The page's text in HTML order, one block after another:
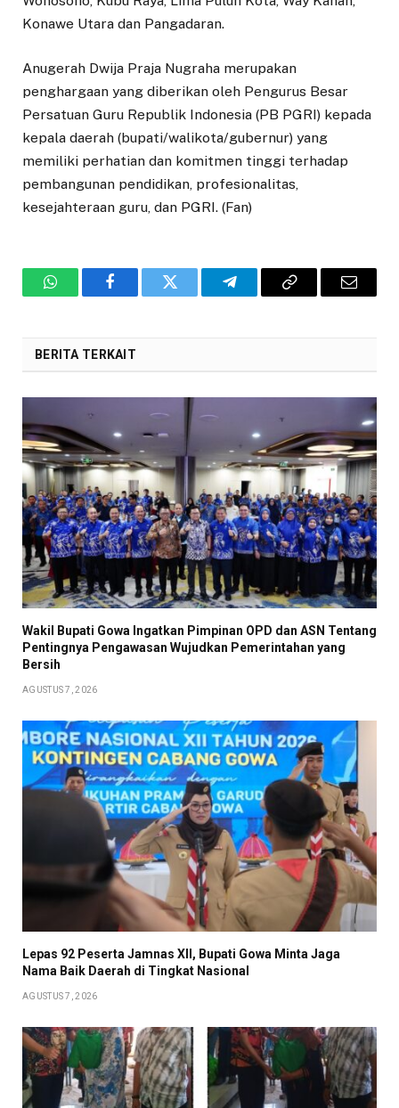
Konawe Utara dan Pangadaran.
Anugerah Dwija Praja Nugraha merupakan
penghargaan yang diberikan oleh Pengurus Besar
Persatuan Guru Republik Indonesia (PB PGRI) kepada
kepala daerah (bupati/walikota/gubernur) yang
memiliki perhatian dan komitmen tinggi terhadap
pembangunan pendidikan, profesionalitas,
kesejahteraan guru, dan PGRI. (Fan)
WhatsAppFacebookTwitter TelegramCopy
Email
BERITA TERKAIT
Wakil Bupati Gowa Ingatkan Pimpinan OPD dan ASN Tentang
Pentingnya Pengawasan Wujudkan Pemerintahan yang
Bersih
AGUSTUS 7, 2026
Lepas 92 Peserta Jamnas XII, Bupati Gowa Minta Jaga
Nama Baik Daerah di Tingkat Nasional
AGUSTUS 7, 2026